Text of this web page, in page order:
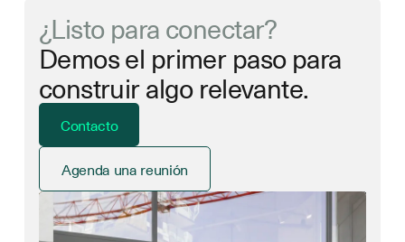
¿Listo para conectar?
Demos el primer paso para
construir algo relevante.
Contacto
Agenda una reunión